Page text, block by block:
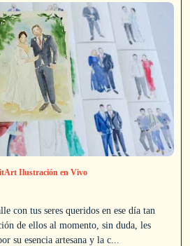
Ilustración en Vivo
con tus seres queridos en ese día tan
de ellos al momento, sin duda, les
su esencia artesana y la c...